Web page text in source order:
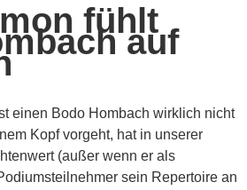
fühlt
auf
einen Bodo Hombach wirklich nicht
Kopf vorgeht, hat in unserer
(außer wenn er als
sein Repertoire an